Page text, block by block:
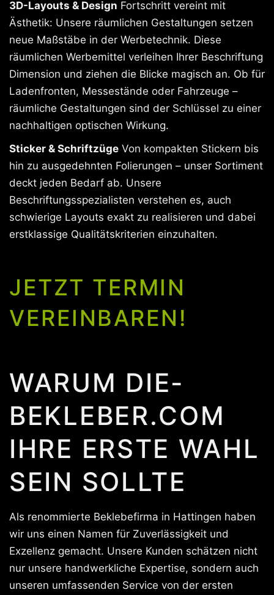
3D-Layouts & Design Fortschritt vereint mit
Ästhetik: Unsere räumlichen Gestaltungen setzen
neue Maßstäbe in der Werbetechnik. Diese
räumlichen Werbemittel verleihen Ihrer Beschriftung
Dimension und ziehen die Blicke magisch an. Ob für
Ladenfronten, Messestände oder Fahrzeuge –
räumliche Gestaltungen sind der Schlüssel zu einer
nachhaltigen optischen Wirkung.
Sticker & Schriftzüge Von kompakten Stickern bis
hin zu ausgedehnten Folierungen – unser Sortiment
deckt jeden Bedarf ab. Unsere
Beschriftungsspezialisten verstehen es, auch
schwierige Layouts exakt zu realisieren und dabei
erstklassige Qualitätskriterien einzuhalten.
JETZT TERMIN
VEREINBAREN!
WARUM DIE-
BEKLEBER.COM
IHRE ERSTE WAHL
SEIN SOLLTE
Als renommierte Beklebefirma in Hattingen haben
wir uns einen Namen für Zuverlässigkeit und
Exzellenz gemacht. Unsere Kunden schätzen nicht
nur unsere handwerkliche Expertise, sondern auch
unseren umfassenden Service von der ersten